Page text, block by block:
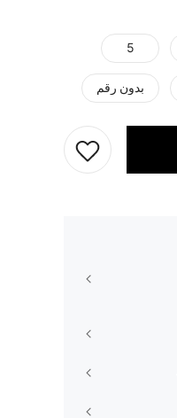
5
بدون رقم